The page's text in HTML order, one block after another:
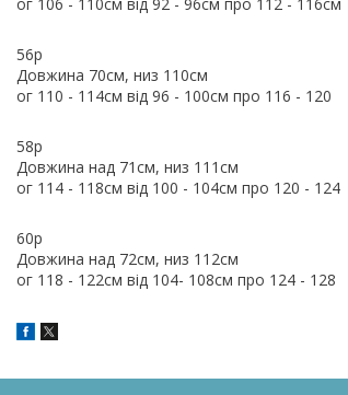
56р
Довжина 70см, низ 110см
ог 110 - 114см від 96 - 100см про 116 - 120
58р
Довжина над 71см, низ 111см
ог 114 - 118см від 100 - 104см про 120 - 124
60р
Довжина над 72см, низ 112см
ог 118 - 122см від 104- 108см про 124 - 128